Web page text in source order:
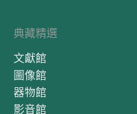
典藏精選
文獻館
圖像館
器物館
影音館